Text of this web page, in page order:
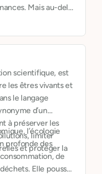
Mais au-delà
: permettre aux
leurs valeurs, et
et sociaux.
scientifique, est
les êtres vivants et
le langage
d’un
à préserver les
limiter
et protéger la
l’écologie
profonde des
de
Elle pousse